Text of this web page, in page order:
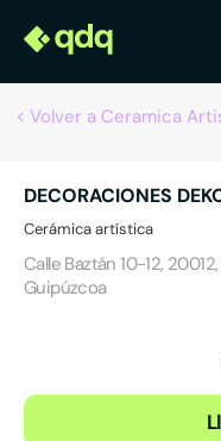
Volver a Ceramica
DECORACIONES
Cerámica artística
Calle Baztán 10-12,
Guipúzcoa